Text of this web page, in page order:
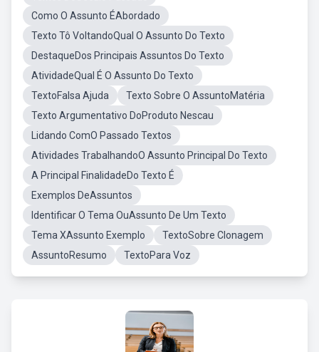
Como O Assunto ÉAbordado
Texto Tô VoltandoQual O Assunto Do Texto
DestaqueDos Principais Assuntos Do Texto
AtividadeQual É O Assunto Do Texto
TextoFalsa Ajuda
Texto Sobre O AssuntoMatéria
Texto Argumentativo DoProduto Nescau
Lidando ComO Passado Textos
Atividades TrabalhandoO Assunto Principal Do Texto
A Principal FinalidadeDo Texto É
Exemplos DeAssuntos
Identificar O Tema OuAssunto De Um Texto
Tema XAssunto Exemplo
TextoSobre Clonagem
AssuntoResumo
TextoPara Voz